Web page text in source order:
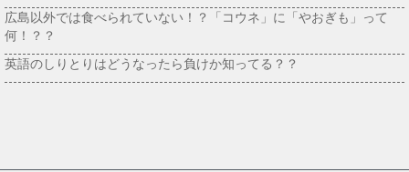
広島以外では食べられていない！？「コウネ」に「やおぎも」って
何！？？
英語のしりとりはどうなったら負けか知ってる？？